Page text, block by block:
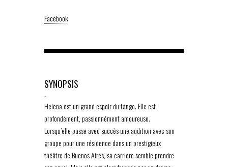
Facebook
SYNOPSIS
-
Helena est un grand espoir du tango. Elle est
profondément, passionnément amoureuse.
Lorsqu’elle passe avec succès une audition avec son
groupe pour une résidence dans un prestigieux
théâtre de Buenos Aires, sa carrière semble prendre